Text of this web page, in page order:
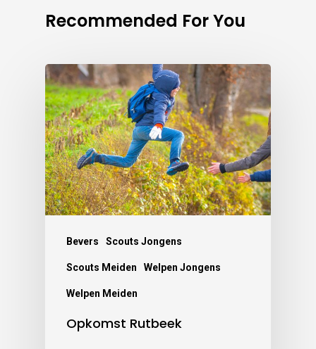
Recommended For You
Bevers Scouts Jongens
Scouts Meiden Welpen Jongens
Welpen Meiden
Opkomst Rutbeek